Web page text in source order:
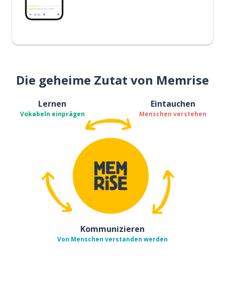
Die geheime Zutat von Memrise
Lernen
Vokabeln einprägen
Eintauchen
Menschen verstehen
Kommunizieren
Von Menschen verstanden werden